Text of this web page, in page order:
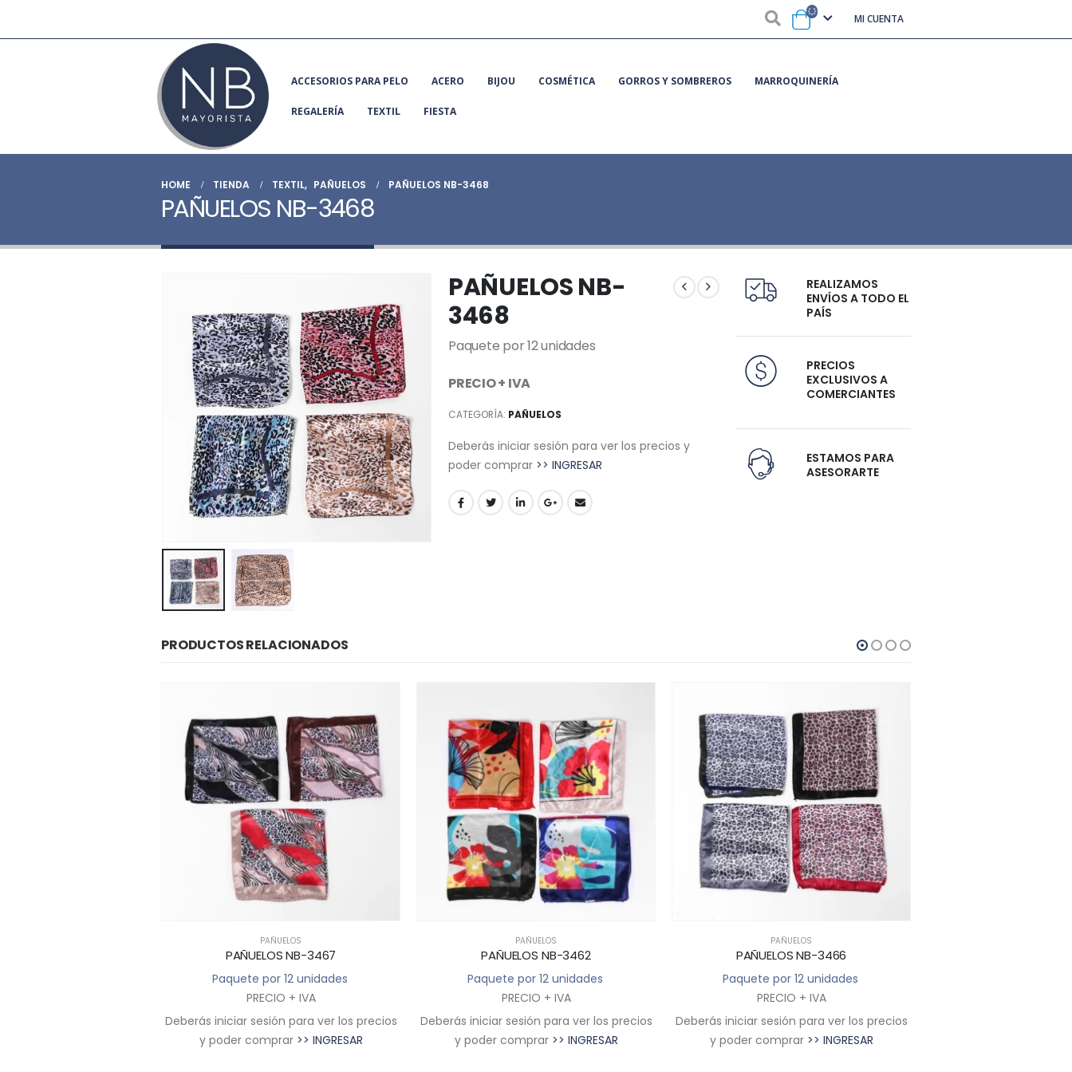
MI CUENTA
ACCESORIOS PARA PELO ACERO BIJOU COSMÉTICA GORROS Y SOMBREROS MARROQUINERÍA
REGALERÍA TEXTIL FIESTA
HOME TIENDA TEXTIL, PAÑUELOS PAÑUELOS NB-3468
PAÑUELOS NB-3468
PAÑUELOS NB-
3468
Paquete por 12 unidades
PRECIO + IVA
CATEGORÍA: PAÑUELOS
Deberás iniciar sesión para ver los precios y
poder comprar >> INGRESAR
REALIZAMOS
ENVÍOS A TODO EL
PAÍS
PRECIOS
EXCLUSIVOS A
COMERCIANTES
ESTAMOS PARA
ASESORARTE
PRODUCTOS RELACIONADOS
PAÑUELOS
PAÑUELOS NB-3467
Paquete por 12 unidades
PRECIO + IVA
Deberás iniciar sesión para ver los precios
y poder comprar >> INGRESAR
PAÑUELOS
PAÑUELOS NB-3462
Paquete por 12 unidades
PRECIO + IVA
Deberás iniciar sesión para ver los precios
y poder comprar >> INGRESAR
PAÑUELOS
PAÑUELOS NB-3466
Paquete por 12 unidades
PRECIO + IVA
Deberás iniciar sesión para ver los precios
y poder comprar >> INGRESAR